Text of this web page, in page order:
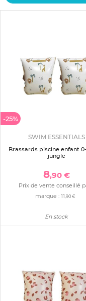
-25%
SWIM ESSENTIALS
Brassards piscine enfant
jungle
8,90 €
Prix de vente conseillé
marque :11,90 €
En stock